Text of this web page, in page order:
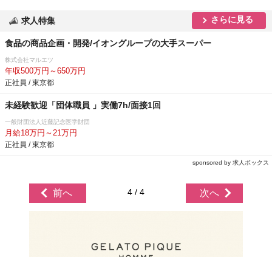
求人特集 さらに見る
食品の商品企画・開発/イオングループの大手スーパー
株式会社マルエツ
年収500万円～650万円
正社員 / 東京都
未経験歓迎「団体職員 」実働7h/面接1回
一般財団法人近藤記念医学財団
月給18万円～21万円
正社員 / 東京都
sponsored by 求人ボックス
前へ 4 / 4 次へ